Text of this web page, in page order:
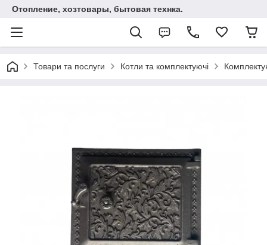
Отопление, хозтовары, бытовая технка.
Товари та послуги Котли та комплектуючі